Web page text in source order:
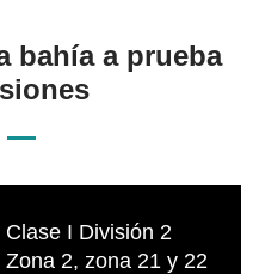
bahía a prueba
Clase I División 2
Zona 2, zona 21 y 22